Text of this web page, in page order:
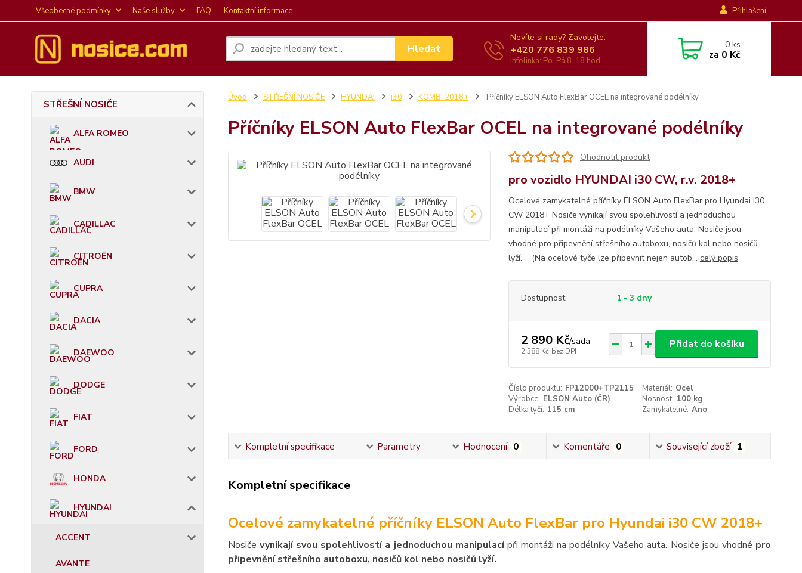
Všeobecné podmínky Naše služby FAQ Kontaktní informace Přihlášení
Hledat
Nevíte si rady? Zavolejte.
+420 776 839 986
Infolinka: Po-Pá 8-18 hod.
0ks
za 0 Kč
STŘEŠNÍ NOSIČE
ALFA ROMEO
AUDI
BMW
CADILLAC
CITROËN
CUPRA
DACIA
DAEWOO
DODGE
FIAT
FORD
HONDA
HYUNDAI
ACCENT
AVANTE
Úvod STŘEŠNÍ NOSIČE HYUNDAI i30 KOMBI 2018+ Příčníky ELSON Auto FlexBar OCEL na integrované podélníky
Příčníky ELSON Auto FlexBar OCEL na integrované podélníky
Ohodnotit produkt
pro vozidlo HYUNDAI i30 CW, r.v. 2018+
Ocelové zamykatelné příčníky ELSON Auto FlexBar pro Hyundai i30
CW 2018+ Nosiče vynikají svou spolehlivostí a jednoduchou
manipulací při montáži na podélníky Vašeho auta. Nosiče jsou
vhodné pro připevnění střešního autoboxu, nosičů kol nebo nosičů
lyží. (Na ocelové tyče lze připevnit nejen autob... celý popis
Dostupnost 1 - 3 dny
2 890 Kč/sada
2 388 Kč bez DPH
Přidat do košíku
Číslo produktu: FP12000+TP2115 Materiál: Ocel
Výrobce: ELSON Auto (ČR) Nosnost: 100 kg
Délka tyčí: 115 cm Zamykatelné: Ano
Kompletní specifikace Parametry Hodnocení 0 Komentáře 0 Související zboží 1
Kompletní specifikace
Ocelové zamykatelné příčníky ELSON Auto FlexBar pro Hyundai i30 CW 2018+
Nosičevynikají svou spolehlivostí a jednoduchou manipulacípři montáži na podélníky Vašeho auta. Nosiče jsou vhodné pro
připevnění střešního autoboxu, nosičů kol nebo nosičů lyží.